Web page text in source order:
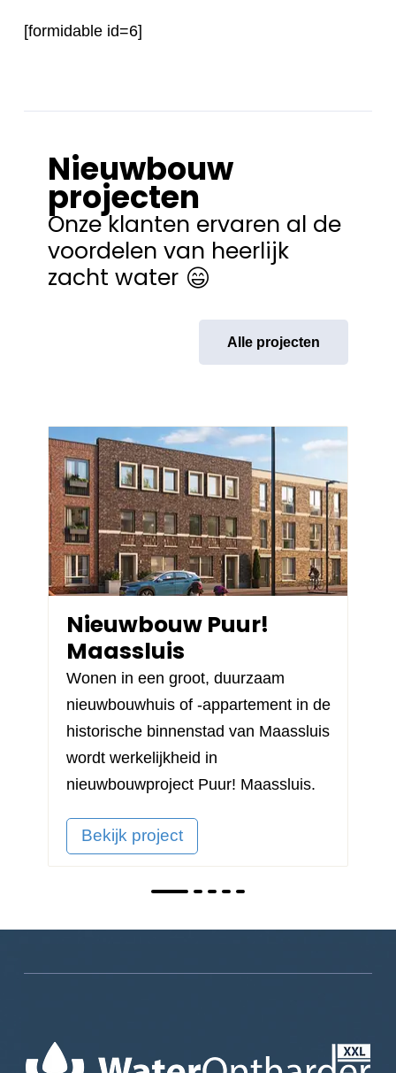
[formidable id=6]
Nieuwbouw
projecten
Onze klanten ervaren al de
voordelen van heerlijk
zacht water
Alle projecten
Nieuwbouw Puur!
Maassluis
Wonen in een groot, duurzaam
nieuwbouwhuis of -appartement in de
historische binnenstad van Maassluis
wordt werkelijkheid in
nieuwbouwproject Puur! Maassluis.
Bekijk project